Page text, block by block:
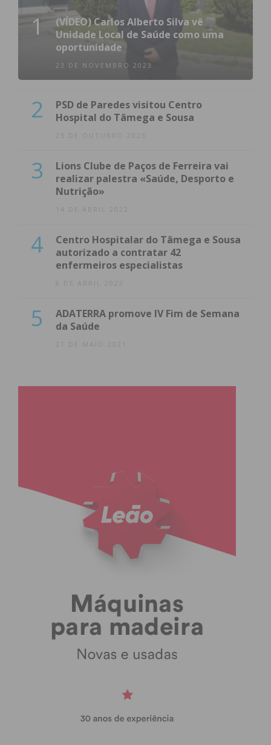
1
(VÍDEO) Carlos Alberto Silva vê
Unidade Local de Saúde como uma
oportunidade
23 DE NOVEMBRO 2023
2
PSD de Paredes visitou Centro
Hospital do Tâmega e Sousa
23 DE OUTUBRO 2023
3
Lions Clube de Paços de Ferreira vai
realizar palestra «Saúde, Desporto e
Nutrição»
14 DE ABRIL 2022
4
Centro Hospitalar do Tâmega e Sousa
autorizado a contratar 42
enfermeiros especialistas
8 DE ABRIL 2022
5
ADATERRA promove IV Fim de Semana
da Saúde
21 DE MAIO 2021